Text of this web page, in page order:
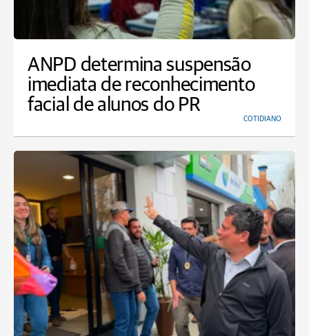
ANPD determina suspensão
imediata de reconhecimento
facial de alunos do PR
COTIDIANO